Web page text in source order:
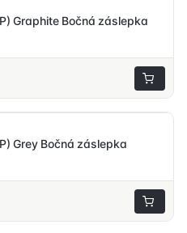
Graphite Bočná záslepka
Grey Bočná záslepka